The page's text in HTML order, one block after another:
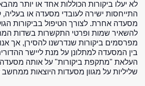
לא יעלו ביקורות הכוללות אחד או יותר
התייחסות ישירה לעובדי מסעדה או בעליה,
מסעדה אחרת. לצורך הטיפול בביקורות
להשאיר שמות ופרטי התקשרות בשדות
מפרסמים ביקורות שנדרשנו להסירן, אך
בין המסעדה למתלונן על מנת ליישר
העלאת "מתקפת ביקורות" על אותה מסעדה,
שליליות על מגוון מסעדות היוצאות ממחשב